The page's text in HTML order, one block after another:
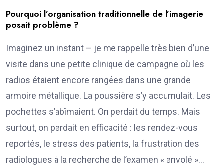
Pourquoi l’organisation traditionnelle de l’imagerie
posait problème ?
Imaginez un instant – je me rappelle très bien d’une
visite dans une petite clinique de campagne où les
radios étaient encore rangées dans une grande
armoire métallique. La poussière s’y accumulait. Les
pochettes s’abîmaient. On perdait du temps. Mais
surtout, on perdait en efficacité : les rendez-vous
reportés, le stress des patients, la frustration des
radiologues à la recherche de l’examen « envolé »…